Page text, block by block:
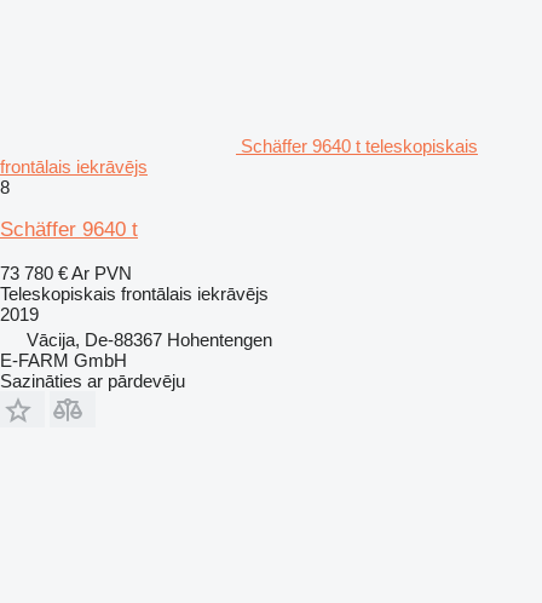
Schäffer 9640 t teleskopiskais
frontālais iekrāvējs
8
Schäffer 9640 t
73 780 €Ar PVN
Teleskopiskais frontālais iekrāvējs
2019
Vācija, De-88367 Hohentengen
E-FARM GmbH
Sazināties ar pārdevēju